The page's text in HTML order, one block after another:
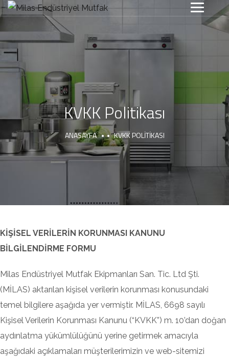
KVKK Politikası
ANASAYFA KVKK POLITIKASI
KİŞİSEL VERİLERİN KORUNMASI KANUNU
BİLGİLENDİRME FORMU
Milas Endüstriyel Mutfak Ekipmanları San. Tic. Ltd Şti.
(MİLAS) aktarılan kişisel verilerin korunması konusundaki
temel bilgilere aşağıda yer vermiştir. MİLAS, 6698 sayılı
Kişisel Verilerin Korunması Kanunu (“KVKK”) m. 10’dan doğan
aydınlatma yükümlülüğünü yerine getirmek amacıyla
aşağıdaki açıklamaları müşterilerimizin ve web-sitemizi